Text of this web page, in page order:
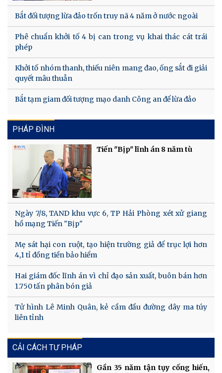
Bắt đối tượng lừa đảo trốn truy nã 4 năm ở nước ngoài
Phê chuẩn khởi tố 4 bị can trong vụ khai thác cát trái
phép
Khởi tố nhóm thanh, thiếu niên mang đao, ống sắt đi giải
quyết mâu thuẫn
Bắt tạm giam đối tượng mạo danh Công an để lừa đảo
PHÁP ĐÌNH
Tiến "Bịp" lĩnh án 8 năm tù
Ngày 7/8, TAND khu vực 6, TP Hải Phòng xét xử giang
hồ mạng Tiến "Bịp"
Mẹ sát hại con ruột, tạo hiện trường giả để trục lợi hơn
4,1 tỉ đồng tiền bảo hiểm
Hai giám đốc lĩnh án vì chỉ đạo sản xuất, buôn bán hơn
1.750 tấn phân bón giả
Tử hình Lê Minh Quân, kẻ cầm đầu đường dây ma túy
liên tỉnh
CẢI CÁCH TƯ PHÁP
Gần 35 năm tận tụy cống hiến,